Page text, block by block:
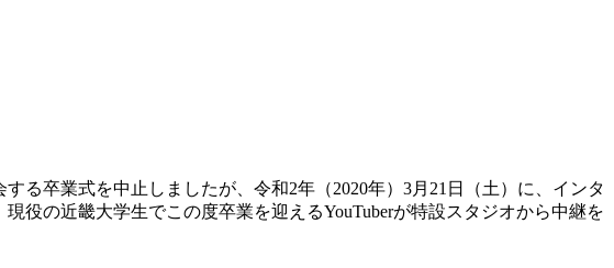
る卒業式を中止しましたが、令和2年（2020年）3月21日（土）に、インタ
役の近畿大学生でこの度卒業を迎えるYouTuberが特設スタジオから中継を